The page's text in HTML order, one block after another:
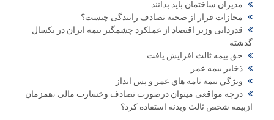
مدیران ساختمان باید بدانند
مجازات فرار از صحنه تصادف رانندگی چیست؟
قدردانی وزیر اقتصاد از عملکرد چشمگیر بیمه ایران در یکسال
گذشته
حق بیمه ثالث افزایش یافت
ذخاير بيمه عمر
ويژگي بيمه نامه هاي عمر و پس انداز
درچه مواقعی میتوان درصورت تصادف وخسارت مالی ،همزمان
ازبیمه شخص ثالث وبدنه استفاده کرد؟